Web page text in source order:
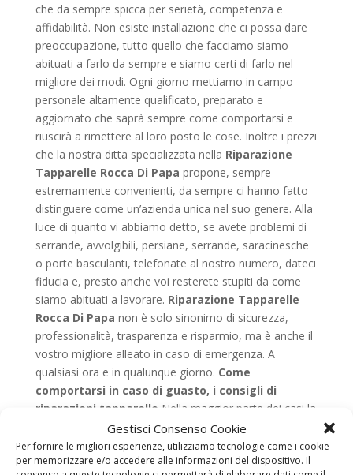
Gestisci Consenso Cookie
Per fornire le migliori esperienze, utilizziamo tecnologie come i cookie
per memorizzare e/o accedere alle informazioni del dispositivo. Il
che da sempre spicca per serietà, competenza e
affidabilità. Non esiste installazione che ci possa dare
preoccupazione, tutto quello che facciamo siamo
abituati a farlo da sempre e siamo certi di farlo nel
migliore dei modi. Ogni giorno mettiamo in campo
personale altamente qualificato, preparato e
aggiornato che saprà sempre come comportarsi e
riuscirà a rimettere al loro posto le cose. Inoltre i prezzi
che la nostra ditta specializzata nella Riparazione
Tapparelle Rocca Di Papa propone, sempre
estremamente convenienti, da sempre ci hanno fatto
distinguere come un’azienda unica nel suo genere. Alla
luce di quanto vi abbiamo detto, se avete problemi di
serrande, avvolgibili, persiane, serrande, saracinesche
o porte basculanti, telefonate al nostro numero, dateci
fiducia e, presto anche voi resterete stupiti da come
siamo abituati a lavorare. Riparazione Tapparelle
Rocca Di Papa non è solo sinonimo di sicurezza,
professionalità, trasparenza e risparmio, ma è anche il
vostro migliore alleato in caso di emergenza. A
qualsiasi ora e in qualunque giorno. Come
comportarsi in caso di guasto, i consigli di
riparazioni tapparelle Nella maggior parte dei casi la
rottura di una persiana o di una saracinesca è dovuta o
all’usura causata dal passare del tempo e agli effetti
degli agenti atmosferici, o alla totale assenza di una